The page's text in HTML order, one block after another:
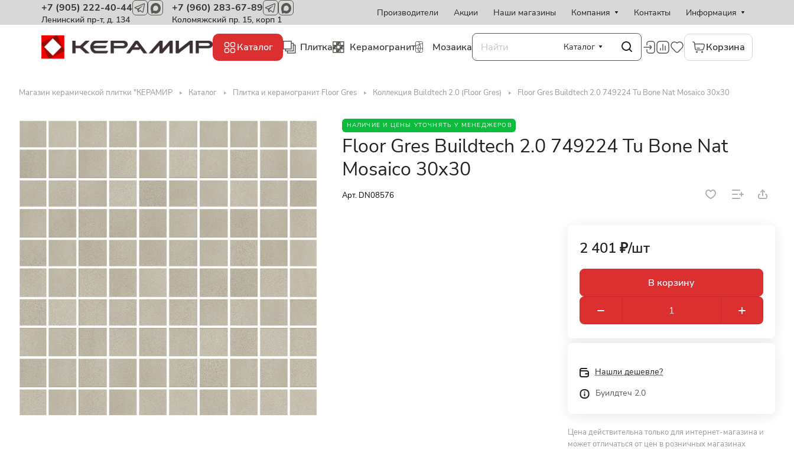
+7 (905) 222-40-44
Ленинский пр-т, д. 134
+7 (960) 283-67-89
Коломяжский пр. 15, корп 1
Производители Акции Наши магазины Компания Контакты Информация
Каталог Плитка Керамогранит Мозаика Каталог Корзина
Магазин керамической плитки "КЕРАМИР Каталог Плитка и керамогранит Floor Gres Коллекция Buildtech 2.0 (Floor Gres) Floor Gres Buildtech 2.0 749224 Tu Bone Nat Mosaico 30x30
НАЛИЧИЕ И ЦЕНЫ УТОЧНЯТЬ У МЕНЕДЖЕРОВ
Floor Gres Buildtech 2.0 749224 Tu Bone Nat
Mosaico 30x30
Арт. DN08576
2 401 ₽/шт
В корзину
Нашли дешевле?
Буилдтеч 2.0
Цена действительна только для интернет-магазина и
может отличаться от цен в розничных магазинах